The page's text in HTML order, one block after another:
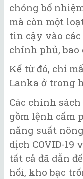
chóng bổ
mà còn một
tin cậy vào
chính phủ, bao
Kể từ đó, chỉ
Lanka ở trong
Các chính
gồm lệnh cấm
năng suất
dịch COVID-19
tất cả đã dẫn
hối, kho bạc